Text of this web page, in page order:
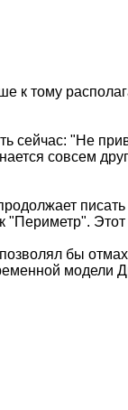
к тому
сейчас: "Не
совсем
"Периметр".
бы
модели